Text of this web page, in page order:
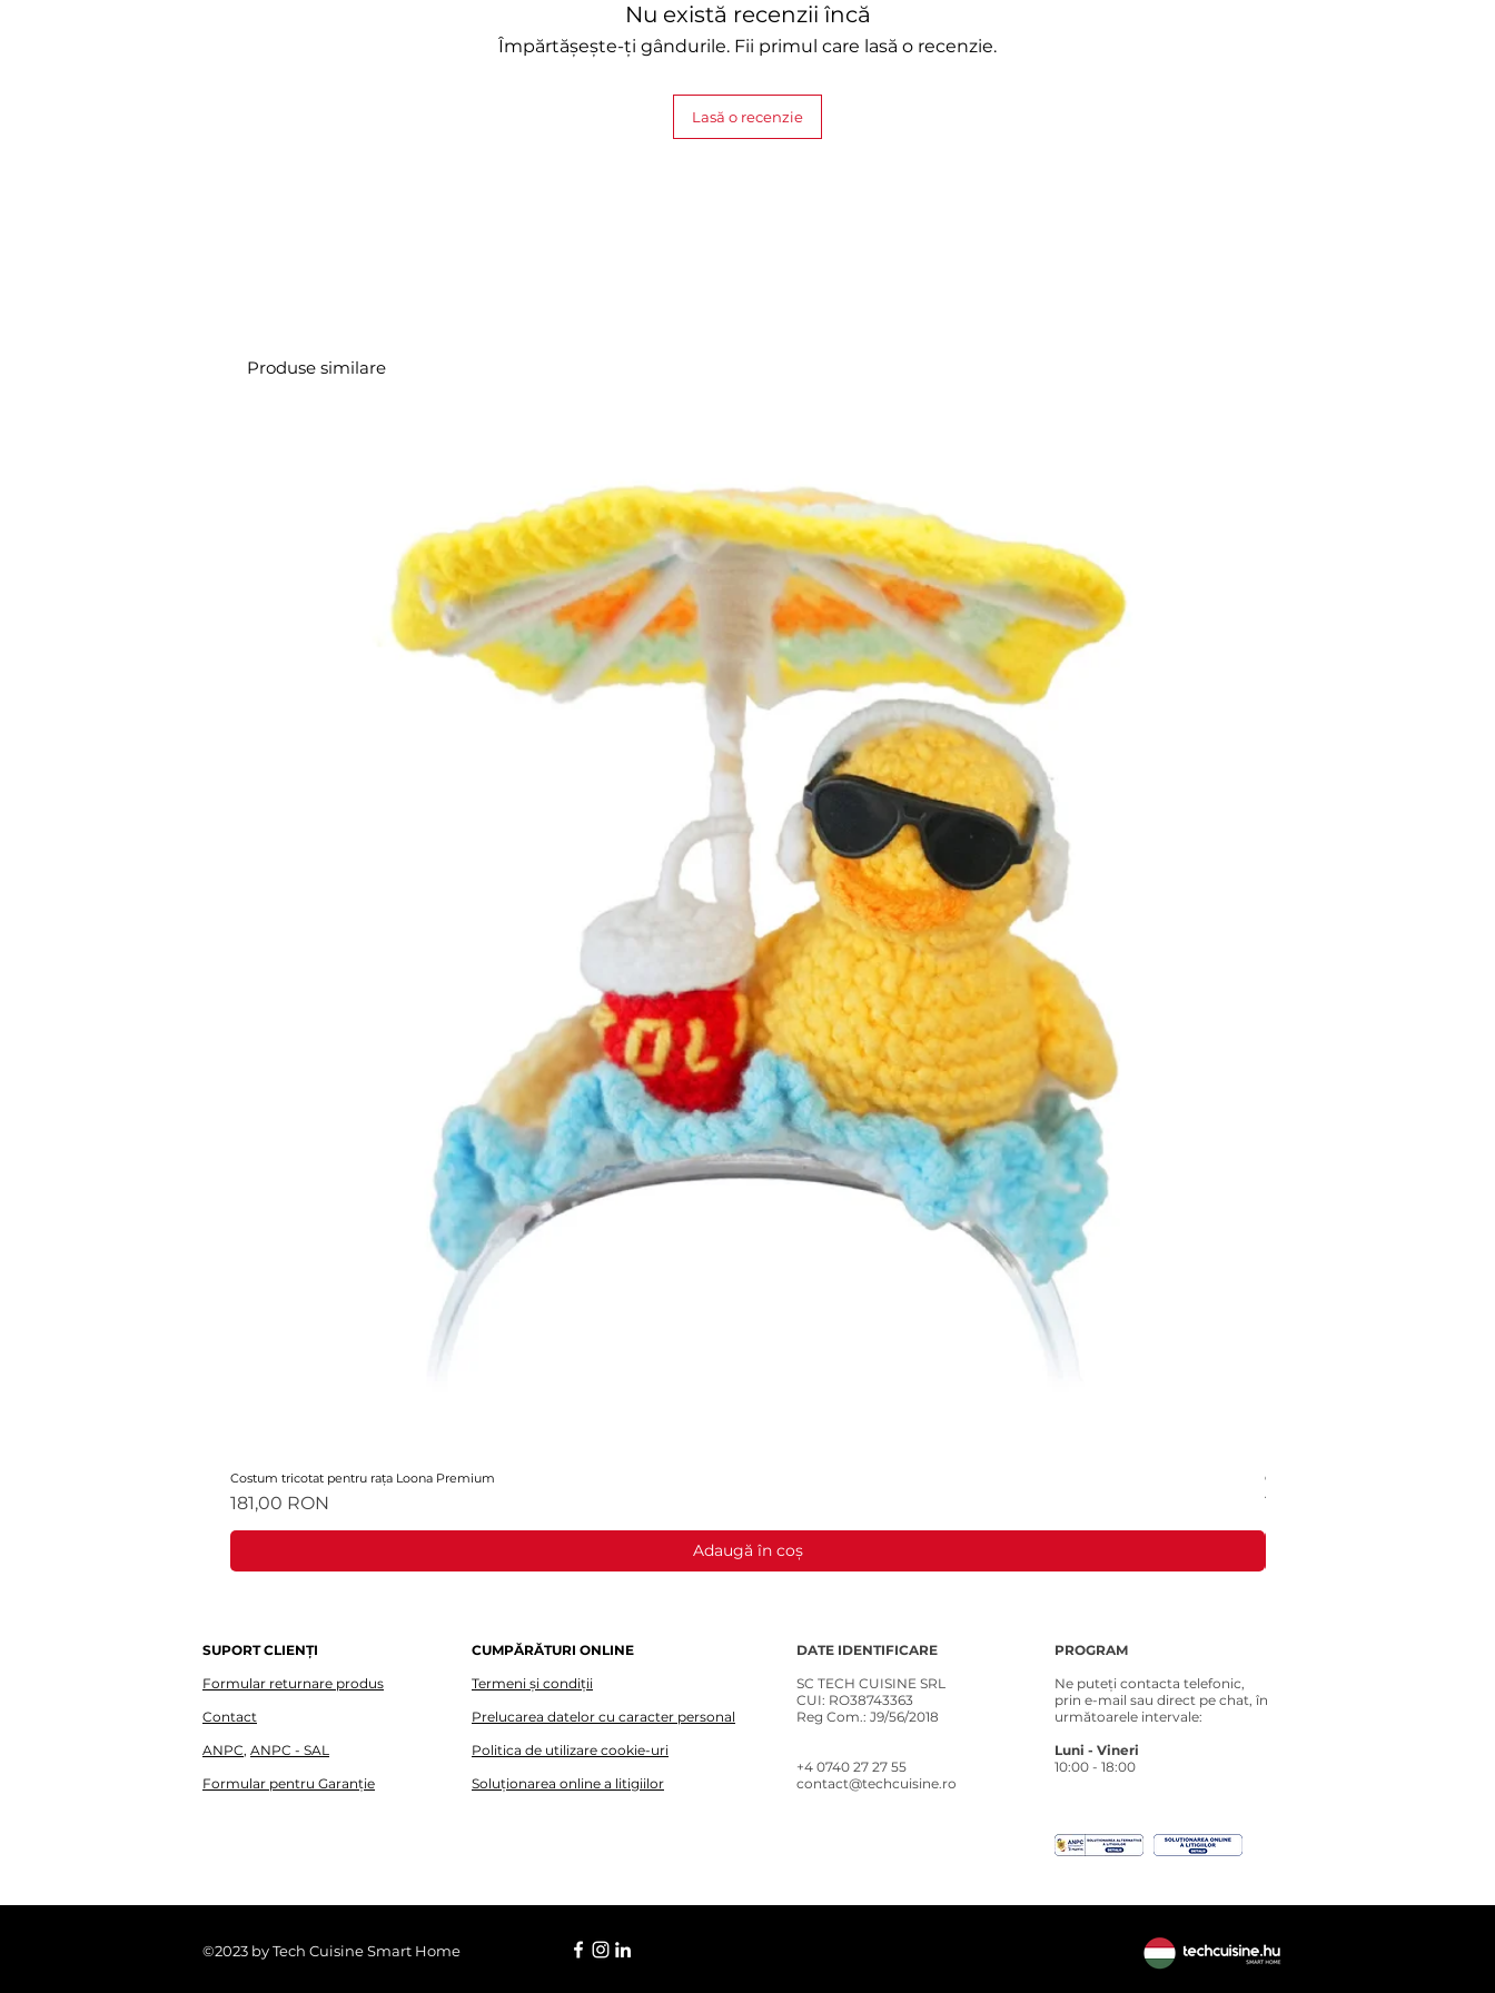
Nu există recenzii încă
Împărtășește-ți gândurile. Fii primul care lasă o recenzie.
Lasă o recenzie
Produse similare
Costum tricotat pentru rața Loona Premium
Preț
181,00 RON
Adaugă în coș
Costum tricotat pentru Loona
Preț
181,00 RON
SUPORT CLIENȚI
Formular returnare produs
Contact
ANPC, ANPC - SAL
Formular pentru Garanție
CUMPĂRĂTURI ONLINE
Termeni și condiții
Prelucarea datelor cu caracter personal
Politica de utilizare cookie-uri
Soluționarea online a litigiilor
DATE IDENTIFICARE
SC TECH CUISINE SRL
CUI: RO38743363
Reg Com.: J9/56/2018
+4 0740 27 27 55​
contact@techcuisine.ro
PROGRAM
Ne puteți contacta telefonic,
prin e-mail sau direct pe chat, în
următoarele intervale:
Luni - Vineri
10:00 - 18:00
©2023 by Tech Cuisine Smart Home